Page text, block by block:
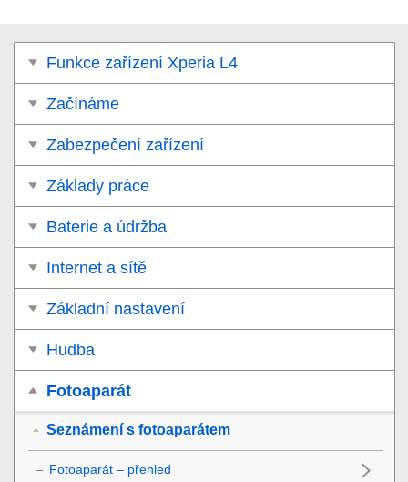
Funkce zařízení Xperia L4
Začínáme
Zabezpečení zařízení
Základy práce
Baterie a údržba
Internet a sítě
Základní nastavení
Hudba
Fotoaparát
Seznámení s fotoaparátem
Fotoaparát – přehled